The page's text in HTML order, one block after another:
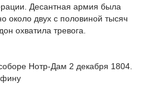
Десантная армия была
около двух с половиной тысяч
охватила тревога.
Нотр-Дам 2 декабря 1804.